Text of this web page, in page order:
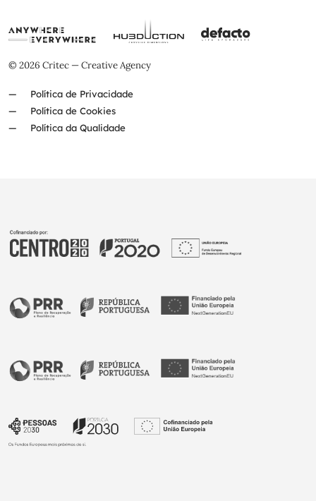
© 2026 Critec — Creative Agency
Política de Privacidade
Política de Cookies
Política da Qualidade